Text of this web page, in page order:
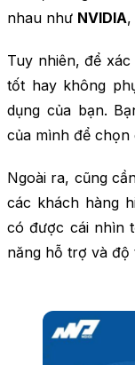
nhau như NVIDIA,
Tuy nhiên, để
tốt hay không
dụng của bạn.
của mình để chọn
Ngoài ra, cũng
các khách hàng
có được cái nhìn
năng hỗ trợ và độ